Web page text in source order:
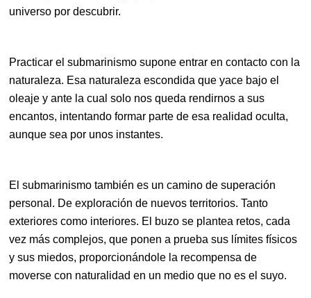
universo por descubrir.
Practicar el submarinismo supone entrar en contacto con la
naturaleza. Esa naturaleza escondida que yace bajo el
oleaje y ante la cual solo nos queda rendirnos a sus
encantos, intentando formar parte de esa realidad oculta,
aunque sea por unos instantes.
El submarinismo también es un camino de superación
personal. De exploración de nuevos territorios. Tanto
exteriores como interiores. El buzo se plantea retos, cada
vez más complejos, que ponen a prueba sus límites físicos
y sus miedos, proporcionándole la recompensa de
moverse con naturalidad en un medio que no es el suyo.